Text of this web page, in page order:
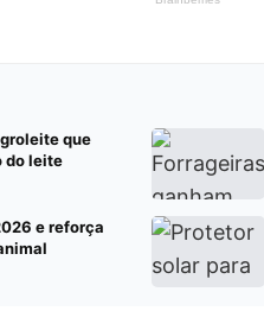
que
do leite
e reforça